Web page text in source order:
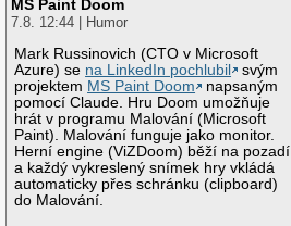
MS Paint Doom
7.8. 12:44 | Humor
Mark Russinovich (CTO v Microsoft
Azure) se na LinkedIn pochlubil
svým
projektem MS Paint Doom
napsaným
pomocí Claude. Hru Doom umožňuje
hrát v programu Malování (Microsoft
Paint). Malování funguje jako monitor.
Herní engine (ViZDoom) běží na pozadí
a každý vykreslený snímek hry vkládá
automaticky přes schránku (clipboard)
do Malování.